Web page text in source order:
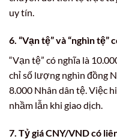
uy tín.
6. “Vạn tệ” và “nghìn tệ”
“Vạn tệ” có nghĩa là
chỉ số lượng nghìn đồng
8.000 Nhân dân tệ. Việc
nhầm lẫn khi giao dịch.
7. Tỷ giá CNY/VND có